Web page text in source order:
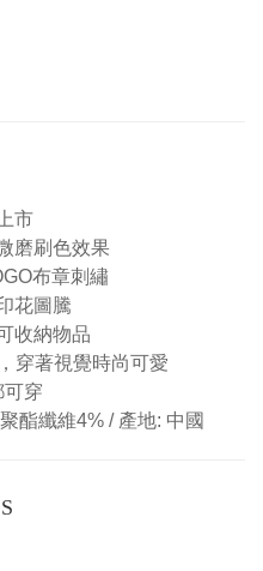
市
磨刷色效果
布章刺繡
花圖騰
收納物品
穿著視覺時尚可愛
可穿
聚酯纖維4% / 產地: 中國